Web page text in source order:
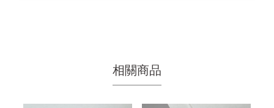
相關商品